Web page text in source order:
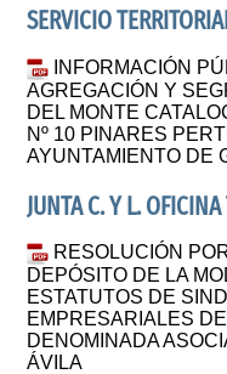
SERVICIO
INFORMACIÓN
AGREGACIÓN Y
DEL MONTE
Nº 10 PINARES
AYUNTAMIENTO DE
JUNTA C. Y L.
RESOLUCIÓN
DEPÓSITO DE LA
ESTATUTOS DE
EMPRESARIALES
DENOMINADA
ÁVILA